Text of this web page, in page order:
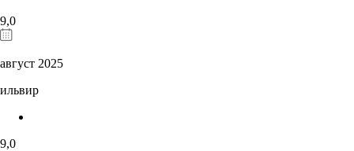
9,0
август 2025
ильвир
9,0